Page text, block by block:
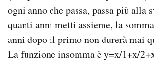
ogni anno che passa, passa più alla
quanti anni metti assieme, la
anni dopo il primo non durerà mai
La funzione insomma è y=x/1+x/